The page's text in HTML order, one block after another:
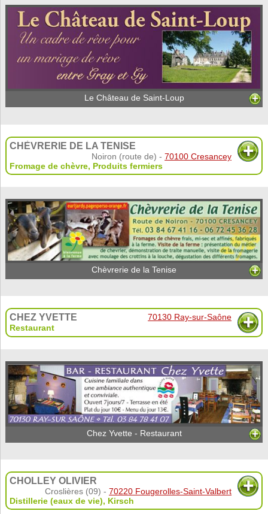
Le Château de Saint-Loup
CHÈVRERIE DE LA TENISE
Noiron (route de) -70100 Cresancey
Fromage de chèvre, Produits fermiers
Chèvrerie de la Tenise
CHEZ YVETTE
70130 Ray-sur-Saône
Restaurant
Chez Yvette - Restaurant
CHOLLEY OLIVIER
Croslières (09) -70220 Fougerolles-Saint-Valbert
Distillerie (eaux de vie), Kirsch